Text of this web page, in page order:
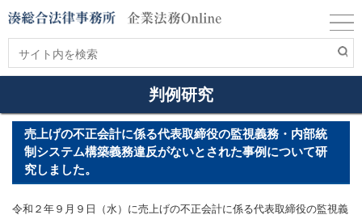
判例研究
売上げの不正会計に係る代表取締役の監視義務・内部統
制システム構築義務違反がないとされた事例について研
究しました。
令和２年９月９日（水）に売上げの不正会計に係る代表取締役の監視義